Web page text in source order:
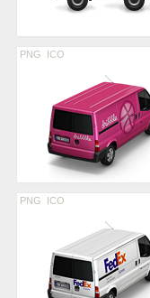
PNG ICO
PNG ICO